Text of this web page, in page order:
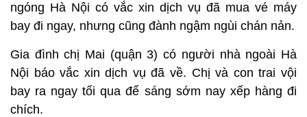
ngóng Hà Nội có vắc xin dịch vụ đã mua vé máy
bay đi ngay, nhưng cũng đành ngậm ngùi chán nản.
Gia đình chị Mai (quận 3) có người nhà ngoài Hà
Nội báo vắc xin dịch vụ đã về. Chị và con trai vội
bay ra ngay tối qua để sáng sớm nay xếp hàng đi
chích.